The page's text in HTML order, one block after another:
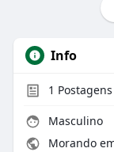
Info
1 Postagens
Masculino
Morando